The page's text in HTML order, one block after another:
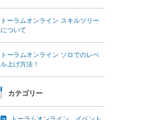
トーラムオンライン スキルツリー
について
トーラムオンライン ソロでのレベ
ル上げ方法！
カテゴリー